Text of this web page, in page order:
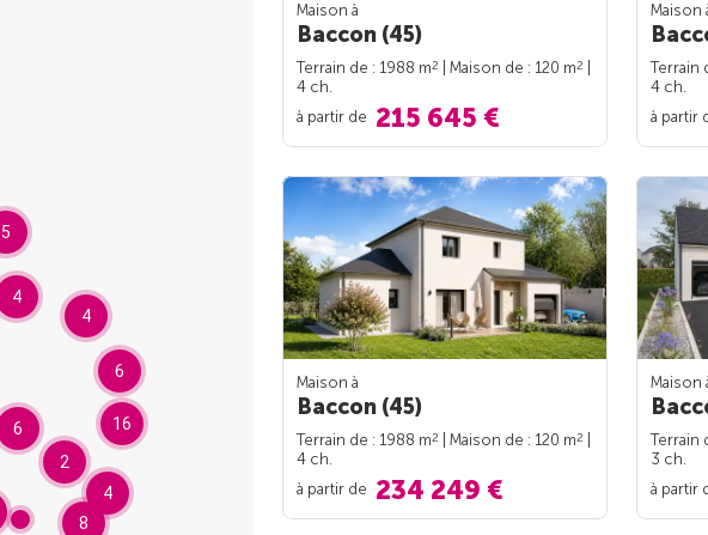
16
6
5
8
4
4
2
4
6
Maison à
Baccon (45)
Terrain de : 1988 m2 | Maison de : 120 m2
4 ch.
à partir de 215 645 €
Maison
Terrain
4 ch.
à partir
Maison à
Baccon (45)
Terrain de : 1988 m2 | Maison de : 120 m2
4 ch.
à partir de 234 249 €
Maison
Terrain
3 ch.
à partir